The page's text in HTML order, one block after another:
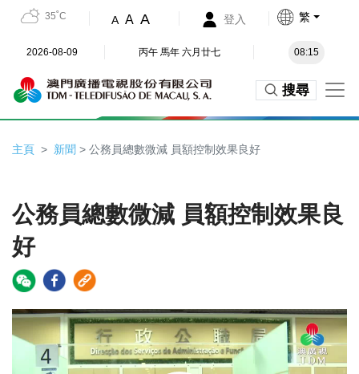
35˚C A A A 登入 繁
2026-08-09 丙午 馬年 六月廿七 08:15
搜尋
主頁 新聞 > 公務員總數微減 員額控制效果良好
公務員總數微減 員額控制效果良
好
Video
Player